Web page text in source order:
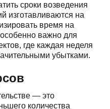
сроки возведения
изготавливаются на
время на
важно для
где каждая неделя
убытками.
— это
количества